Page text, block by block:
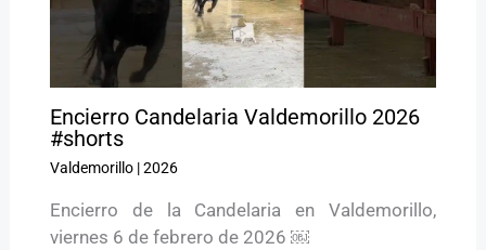
Encierro Candelaria Valdemorillo 2026
#shorts
Valdemorillo|2026
Encierro de la Candelaria en Valdemorillo,
viernes 6 de febrero de 2026 ￼